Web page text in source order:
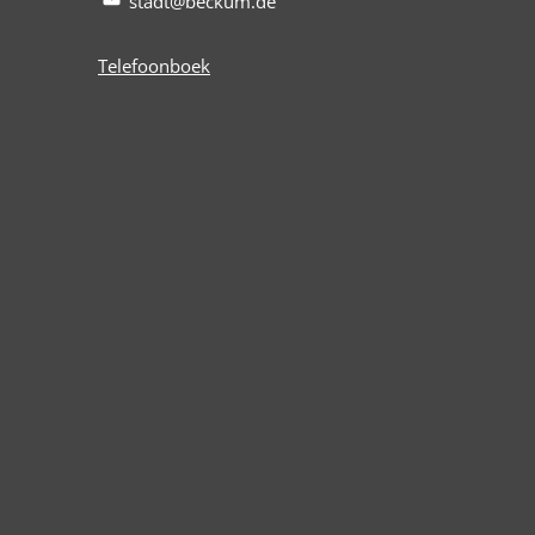
Telefoonboek